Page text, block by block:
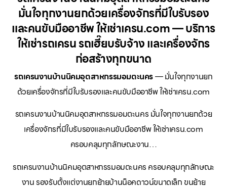
มั่นใจทุกงานยกด้วยเครื่องจักรที่มีใบรับรอง
และคนขับมืออาชีพ ให้เช่าเครน.com — บริการ
ให้เช่ารถเครน รถเฮี๊ยบรับจ้าง และเครื่องจักร
ก่อสร้างทุกขนาด
รถเครนงานบ้านนิคมอุตสาหกรรมอมตะนคร— มั่นใจทุกงานยก
ด้วยเครื่องจักรที่มีใบรับรองและคนขับมืออาชีพ ให้เช่าเครน.com
รถเครนงานบ้านนิคมอุตสาหกรรมอมตะนคร มั่นใจทุกงานยกด้วย
เครื่องจักรที่มีใบรับรองและคนขับมืออาชีพ ให้เช่าเครน.com
ครอบคลุมทุกลักษณะงาน…
รถเครนงานบ้านนิคมอุตสาหกรรมอมตะนคร ครอบคลุมทุกลักษณะ
งาน รองรับตั้งแต่งานยกย้ายบ้านน็อคดาวน์ขนาดเล็ก ขนย้าย